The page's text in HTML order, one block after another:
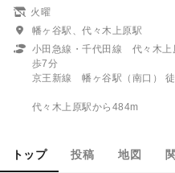
火曜
幡ヶ谷駅、代々木上原駅
小田急線・千代田線 代々木上
歩7分
京王新線 幡ヶ谷駅（南口）
代々木上原駅から484m
トップ 投稿 地図